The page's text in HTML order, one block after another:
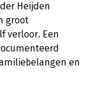
Heijden
groot
verloor. Een
en